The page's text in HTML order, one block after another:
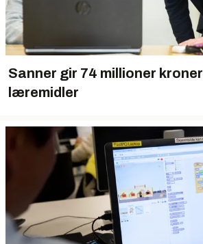
Sanner gir 74 millioner
læremidler